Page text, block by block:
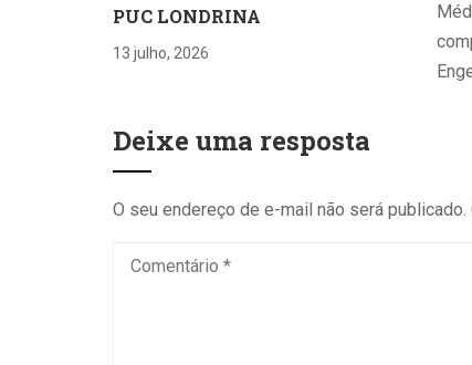
PUC LONDRINA
13 julho, 2026
Deixe uma resposta
O seu endereço de e-mail não será publicado.